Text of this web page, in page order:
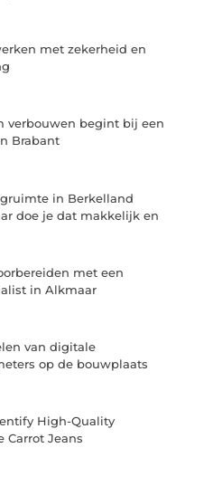
met zekerheid en
verbouwen begint bij een
Brabant
in Berkelland
doe je dat makkelijk en
met een
in Alkmaar
van digitale
op de bouwplaats
High-Quality
Carrot Jeans